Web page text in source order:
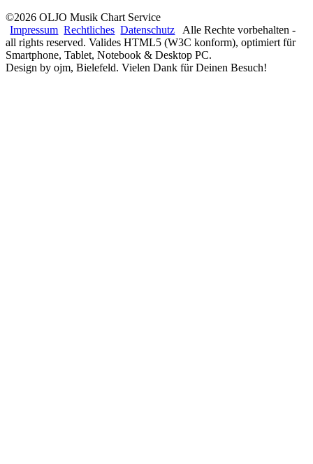
©2026 OLJO Musik Chart Service
Impressum Rechtliches Datenschutz
Alle Rechte vorbehalten -
all rights reserved. Valides HTML5 (W3C konform), optimiert für
Smartphone, Tablet, Notebook & Desktop PC.
Design by ojm, Bielefeld. Vielen Dank für Deinen Besuch!